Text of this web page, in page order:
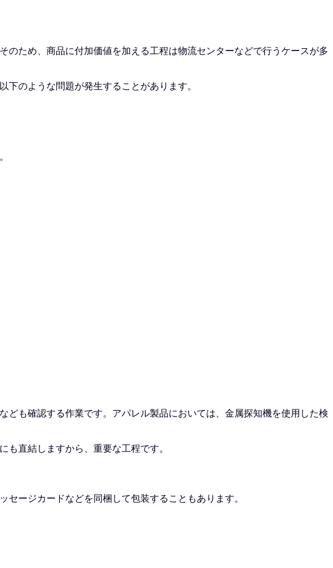
ため、商品に付加価値を加える工程は物流センターなどで行うケースが多
のような問題が発生することがあります。
も確認する作業です。アパレル製品においては、金属探知機を使用した検
直結しますから、重要な工程です。
ージカードなどを同梱して包装することもあります。